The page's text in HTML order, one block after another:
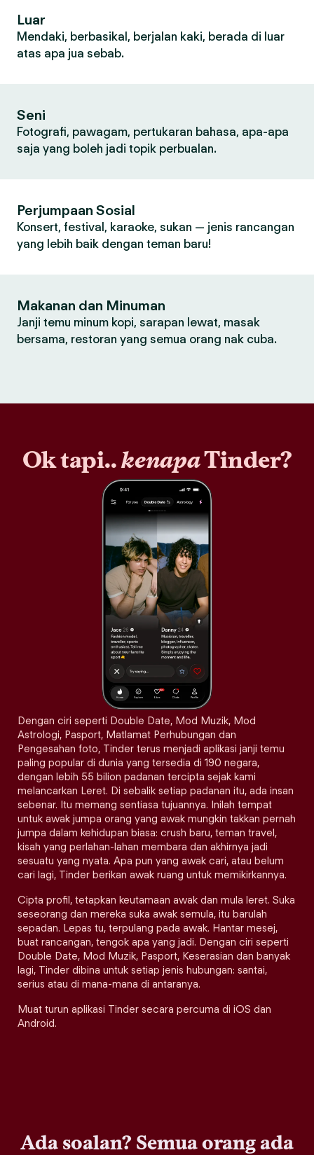
Luar
Mendaki, berbasikal, berjalan kaki, berada di luar
atas apa jua sebab.
Seni
Fotografi, pawagam, pertukaran bahasa, apa-apa
saja yang boleh jadi topik perbualan.
Perjumpaan Sosial
Konsert, festival, karaoke, sukan — jenis rancangan
yang lebih baik dengan teman baru!
Makanan dan Minuman
Janji temu minum kopi, sarapan lewat, masak
bersama, restoran yang semua orang nak cuba.
Ok tapi..kenapaTinder?
Dengan ciri seperti Double Date, Mod Muzik, Mod
Astrologi, Pasport, Matlamat Perhubungan dan
Pengesahan foto, Tinder terus menjadi aplikasi janji temu
paling popular di dunia yang tersedia di 190 negara,
dengan lebih 55 bilion padanan tercipta sejak kami
melancarkan Leret. Di sebalik setiap padanan itu, ada insan
sebenar. Itu memang sentiasa tujuannya. Inilah tempat
untuk awak jumpa orang yang awak mungkin takkan pernah
jumpa dalam kehidupan biasa: crush baru, teman travel,
kisah yang perlahan-lahan membara dan akhirnya jadi
sesuatu yang nyata. Apa pun yang awak cari, atau belum
cari lagi, Tinder berikan awak ruang untuk memikirkannya.
Cipta profil, tetapkan keutamaan awak dan mula leret. Suka
seseorang dan mereka suka awak semula, itu barulah
sepadan. Lepas tu, terpulang pada awak. Hantar mesej,
buat rancangan, tengok apa yang jadi. Dengan ciri seperti
Double Date, Mod Muzik, Pasport, Keserasian dan banyak
lagi, Tinder dibina untuk setiap jenis hubungan: santai,
serius atau di mana-mana di antaranya.
Muat turun aplikasi Tinder secara percuma di iOS dan
Android.
Ada soalan? Semua orang ada